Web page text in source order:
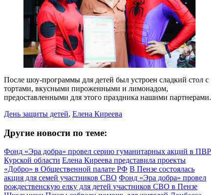
После шоу-программы для детей был устроен сладкий стол с
тортами, вкусными пироженными и лимонадом,
предоставленными для этого праздника нашими партнерами.
День защиты детей, Елена Киреева
Другие новости по теме:
Фонд «Эра добра» провел серию гуманитарных акций в ПВР
Курской области Елена Киреева представила проекты
«Добро» в Общественной палате РФ В Пензе состоялась
акция для семей участников СВО Фонд «Эра добра» провел
рождественскую елку для детей участников СВО в Пензе